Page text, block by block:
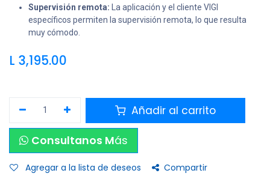
Supervisión remota:
La aplicación y el cliente VIGI
específicos permiten la supervisión remota, lo que resulta
muy cómodo.
L 3,195.00
Añadir al carrito
Consultanos Más
Agregar a la lista de deseos Compartir